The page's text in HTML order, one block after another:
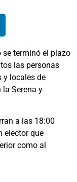
se terminó el plazo
las personas
y locales de
Serena y
a las 18:00
elector que
como al